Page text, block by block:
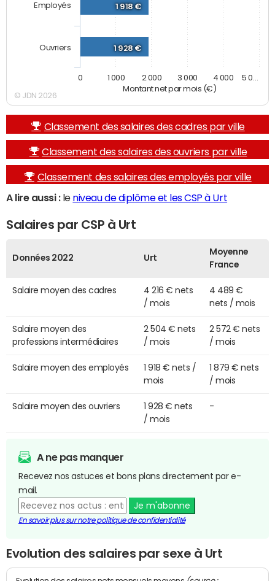
Montant net par mois (€)
1 918 €
1 928 €
Employés
Ouvriers
0 1 000 2 000 3 000 4 000 5 0…
© JDN 2026
Classement des salaires des cadres par ville
Classement des salaires des ouvriers par ville
Classement des salaires des employés par ville
A lire aussi :le niveau de diplôme et les CSP à Urt
Salaires par CSP à Urt
Données 2022 Urt
Moyenne
France
Salaire moyen des cadres
4 216 € nets
/ mois
4 489 €
nets / mois
Salaire moyen des
professions intermédiaires
2 504 € nets
/ mois
2 572 € nets
/ mois
Salaire moyen des employés
1 918 € nets /
mois
1 879 € nets
/ mois
Salaire moyen des ouvriers
1 928 € nets
/ mois
-
A ne pas manquer
Recevez nos astuces et bons plans directement par e-
mail.
Je m'abonne
En savoir plus sur notre politique de confidentialité
Evolution des salaires par sexe à Urt